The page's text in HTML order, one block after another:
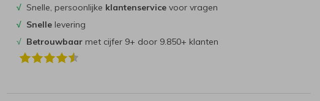
√Snelle, persoonlijke klantenservicevoor vragen
√ Snellelevering
√ Betrouwbaarmet cijfer 9+ door 9.850+ klanten